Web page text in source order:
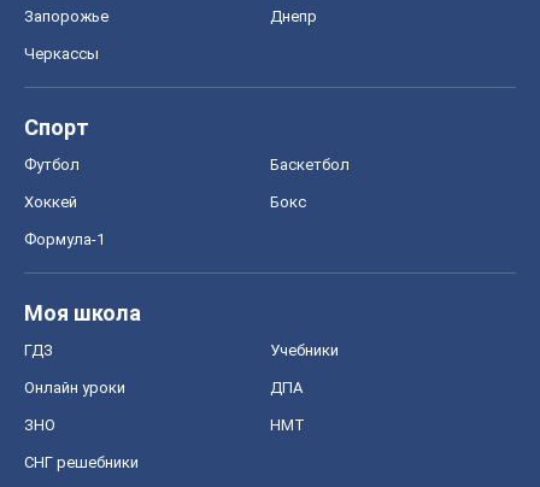
Запорожье Днепр
Черкассы
Спорт
Футбол Баскетбол
Хоккей Бокс
Формула-1
Моя школа
ГДЗ Учебники
Онлайн уроки ДПА
ЗНО НМТ
СНГ решебники